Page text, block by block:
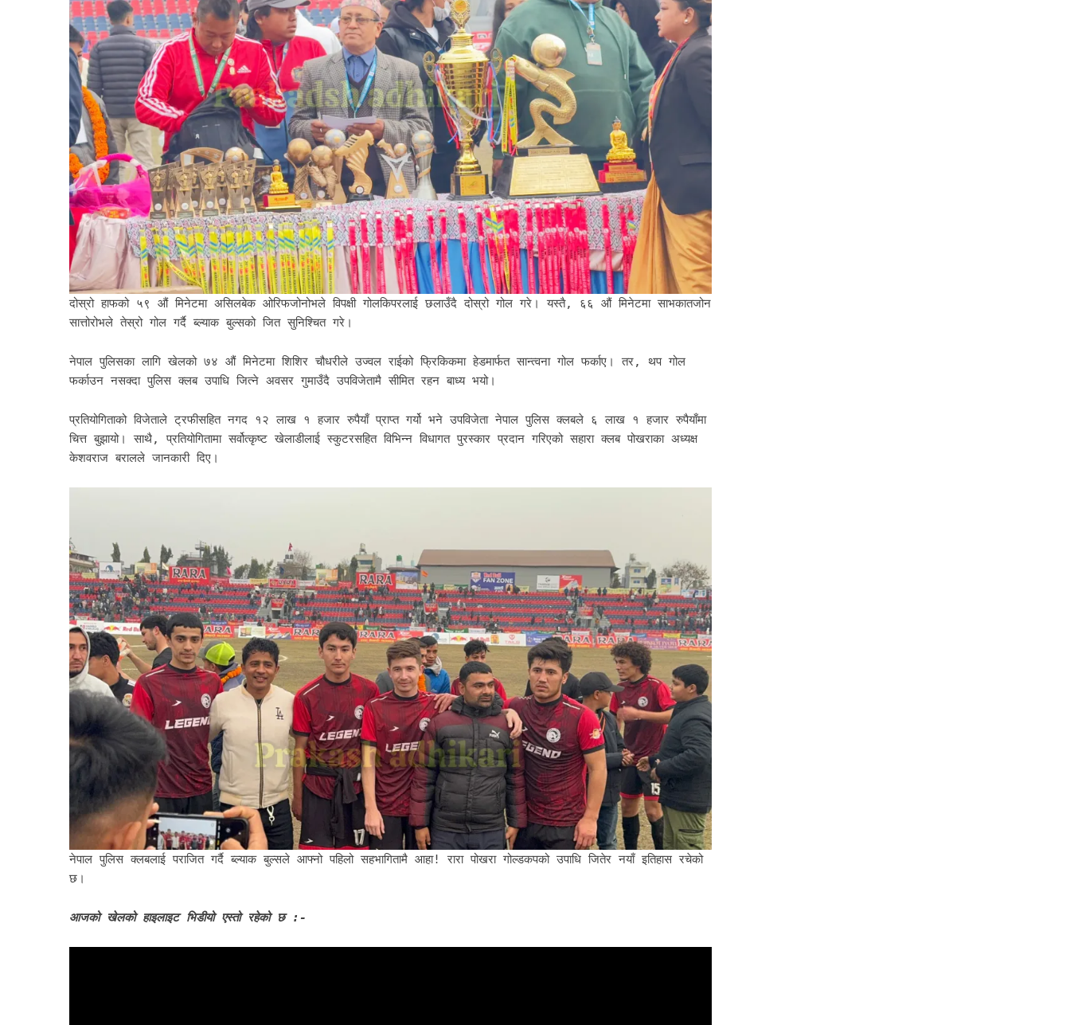
दोस्रो हाफको ५९ औं मिनेटमा असिलबेक ओरिफजोनोभले विपक्षी गोलकिपरलाई छलाउँदै दोस्रो गोल गरे। यस्तै, ६६ औं मिनेटमा साभकातजोन
सात्तोरोभले तेस्रो गोल गर्दै ब्ल्याक बुल्सको जित सुनिश्चित गरे।
नेपाल पुलिसका लागि खेलको ७४ औं मिनेटमा शिशिर चौधरीले उज्वल राईको फ्रिकिकमा हेडमार्फत सान्त्वना गोल फर्काए। तर, थप गोल
फर्काउन नसक्दा पुलिस क्लब उपाधि जित्ने अवसर गुमाउँदै उपविजेतामै सीमित रहन बाध्य भयो।
प्रतियोगिताको विजेताले ट्रफीसहित नगद १२ लाख १ हजार रुपैयाँ प्राप्त गर्यो भने उपविजेता नेपाल पुलिस क्लबले ६ लाख १ हजार रुपैयाँमा
चित्त बुझायो। साथै, प्रतियोगितामा सर्वोत्कृष्ट खेलाडीलाई स्कुटरसहित विभिन्न विधागत पुरस्कार प्रदान गरिएको सहारा क्लब पोखराका अध्यक्ष
केशवराज बरालले जानकारी दिए।
नेपाल पुलिस क्लबलाई पराजित गर्दै ब्ल्याक बुल्सले आफ्नो पहिलो सहभागितामै आहा! रारा पोखरा गोल्डकपको उपाधि जितेर नयाँ इतिहास रचेको
छ।
आजको खेलको हाइलाइट भिडीयो एस्तो रहेको छ :-